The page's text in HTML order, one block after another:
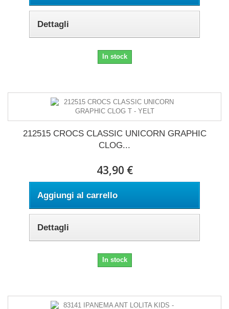
Dettagli
In stock
212515 CROCS CLASSIC UNICORN GRAPHIC
CLOG...
43,90 €
Aggiungi al carrello
Dettagli
In stock